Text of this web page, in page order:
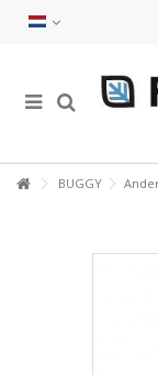
BUGGY